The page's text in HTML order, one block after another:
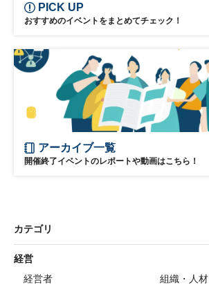
PICK UP
おすすめのイベントをまとめてチェック！
アーカイブ一覧
開催終了イベントのレポートや動画はこちら！
カテゴリ
経営
経営者
組織・人材